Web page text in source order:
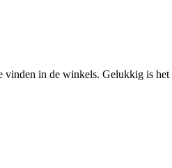
vinden in de winkels. Gelukkig is het